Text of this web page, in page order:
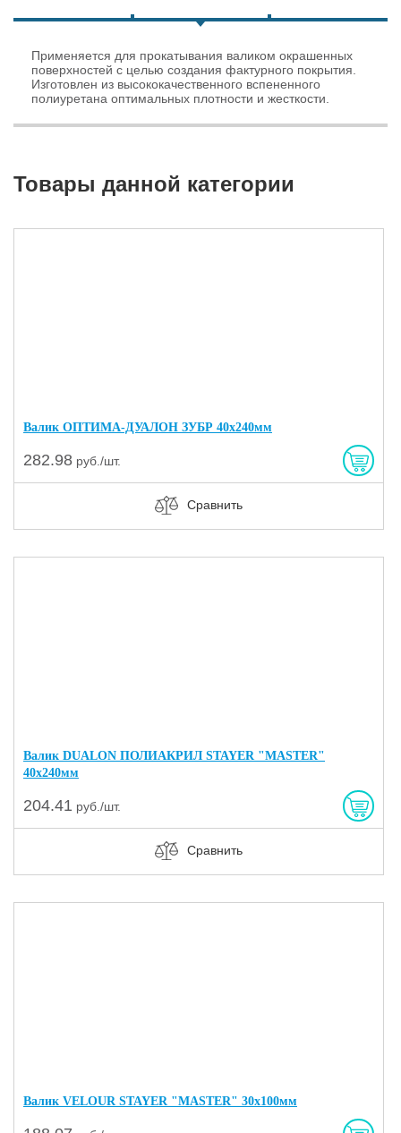
Применяется для прокатывания валиком окрашенных
поверхностей с целью создания фактурного покрытия.
Изготовлен из высококачественного вспененного
полиуретана оптимальных плотности и жесткости.
Товары данной категории
Валик ОПТИМА-ДУАЛОН ЗУБР 40х240мм
282.98 руб./шт.
Сравнить
Валик DUALON ПОЛИАКРИЛ STAYER "MASTER"
40х240мм
204.41 руб./шт.
Сравнить
Валик VELOUR STAYER "MASTER" 30х100мм